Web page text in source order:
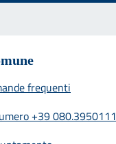
frequenti
+39 080.3950111